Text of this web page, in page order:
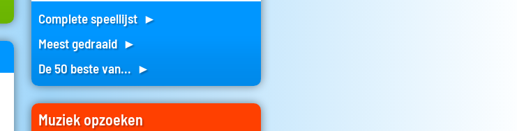
Complete speellijst ►
Meest gedraaid ►
De 50 beste van... ►
Muziek opzoeken